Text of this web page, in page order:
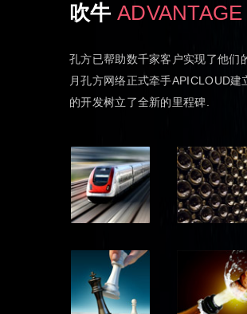
吹牛 ADVANTAGE
孔方已帮助数千家客户实现了他们
月孔方网络正式牵手APICLOUD
的开发树立了全新的里程碑.